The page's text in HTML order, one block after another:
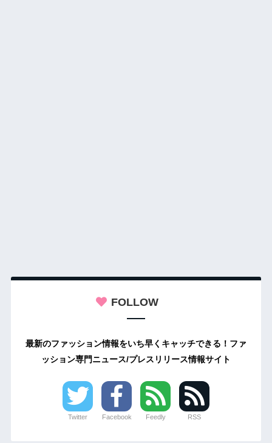
FOLLOW
最新のファッション情報をいち早くキャッチできる！ファ
ッション専門ニュース/プレスリリース情報サイト
Twitter Facebook Feedly RSS